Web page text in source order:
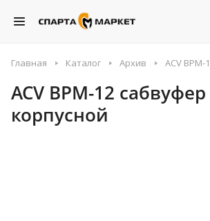
Главная Каталог Архив ACV
ACV BPM-12 сабвуфер
корпусной